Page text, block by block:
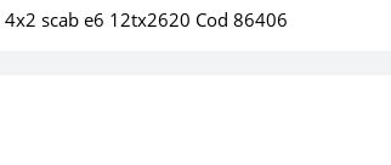
scab e6 12tx2620 Cod 86406